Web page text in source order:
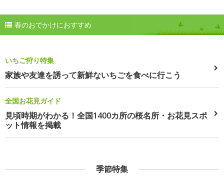
春のおでかけにおすすめ
いちご狩り特集
家族や友達を誘って新鮮ないちごを食べに行こう
全国お花見ガイド
見頃時期がわかる！全国1400カ所の桜名所・お花見スポ
ット情報を掲載
季節特集